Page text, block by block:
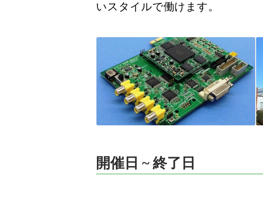
いスタイルで働けます。
開催日 ~ 終了日